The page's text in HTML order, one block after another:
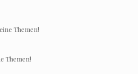
Themen!
Themen!